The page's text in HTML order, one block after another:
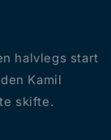
halvlegs start
Kamil
skifte.